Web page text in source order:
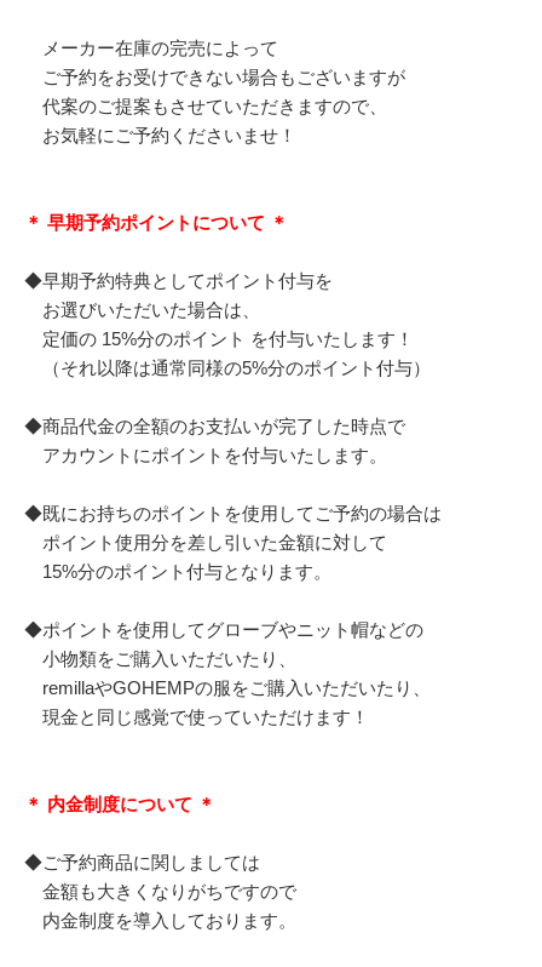
メーカー在庫の完売によって
ご予約をお受けできない場合もございますが
代案のご提案もさせていただきますので、
お気軽にご予約くださいませ！
＊ 早期予約ポイントについて ＊
◆早期予約特典としてポイント付与を
お選びいただいた場合は、
定価の 15%分のポイント を付与いたします！
（それ以降は通常同様の5%分のポイント付与）
◆商品代金の全額のお支払いが完了した時点で
アカウントにポイントを付与いたします。
◆既にお持ちのポイントを使用してご予約の場合は
ポイント使用分を差し引いた金額に対して
15%分のポイント付与となります。
◆ポイントを使用してグローブやニット帽などの
小物類をご購入いただいたり、
remillaやGOHEMPの服をご購入いただいたり、
現金と同じ感覚で使っていただけます！
＊ 内金制度について ＊
◆ご予約商品に関しましては
金額も大きくなりがちですので
内金制度を導入しております。